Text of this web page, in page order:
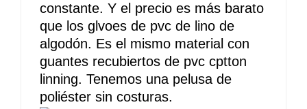
constante. Y el precio es más barato
que los glvoes de pvc de lino de
algodón. Es el mismo material con
guantes recubiertos de pvc cptton
linning. Tenemos una pelusa de
poliéster sin costuras.